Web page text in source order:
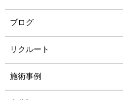
ブログ
リクルート
施術事例